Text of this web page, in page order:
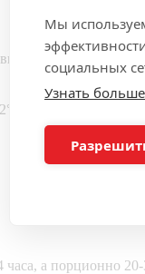
коржами,
- 5 дней.
часа, а порционно
Мы
социальных
Узнать больше